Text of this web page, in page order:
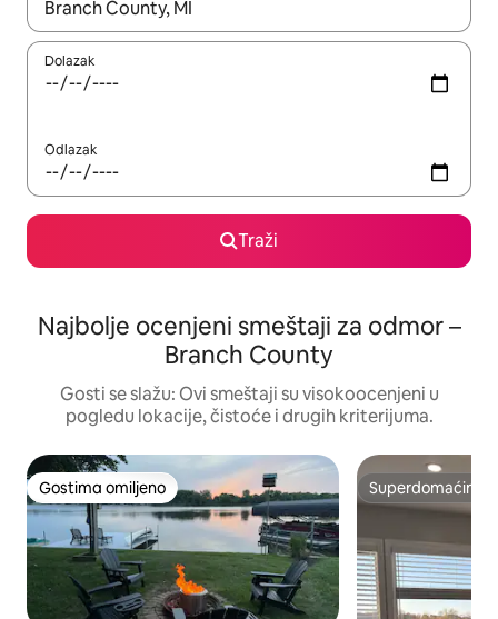
Kad su rezultati dostupni, možete da se krećete kroz njih
Dolazak
Odlazak
Traži
Najbolje ocenjeni smeštaji za odmor –
Branch County
Gosti se slažu: Ovi smeštaji su visokoocenjeni u
pogledu lokacije, čistoće i drugih kriterijuma.
Gostima omiljeno
Gostima omiljeno Superdomaćin
Superdomaćin